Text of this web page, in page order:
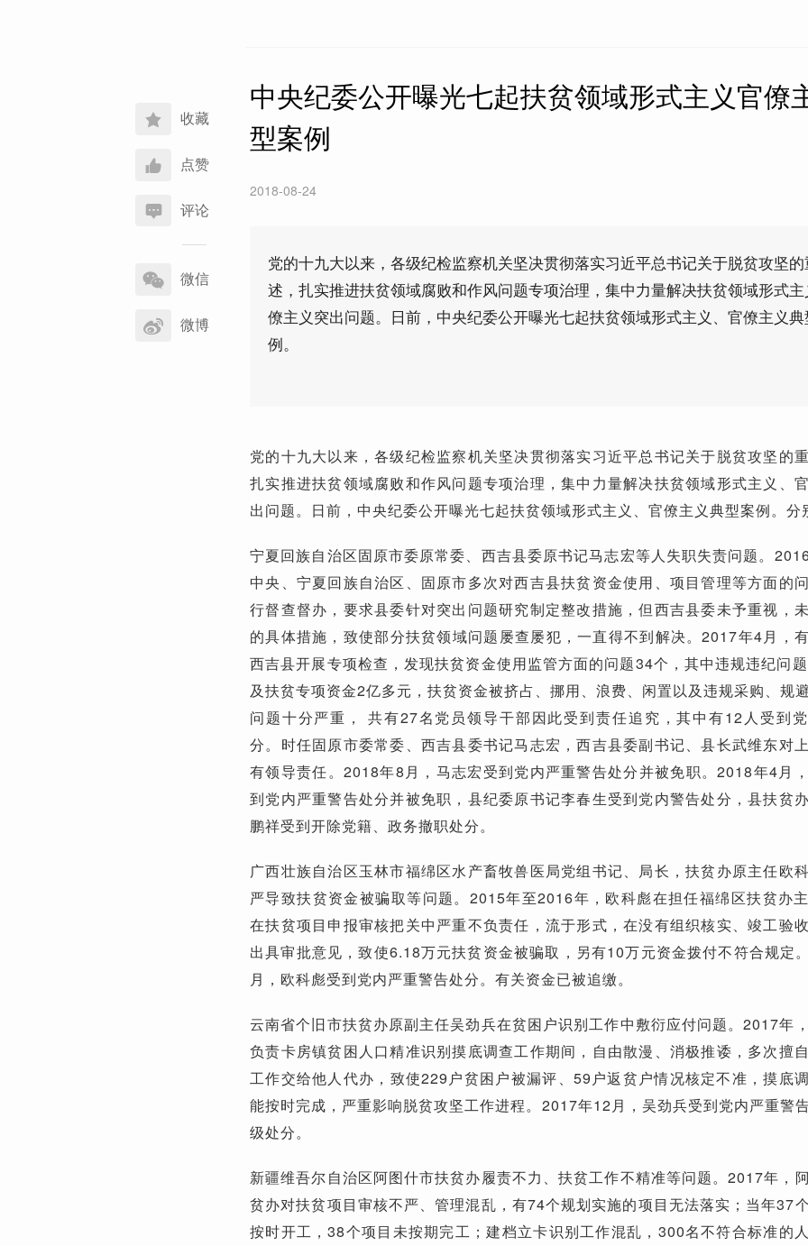
收藏
点赞
评论
享
到
微信
微博
中央纪委公开曝光七起扶贫领域形式主义官僚
型案例
2018-08-24
党的十九大以来，各级纪检监察机关坚决贯彻落实习近平总书记关于脱贫攻坚
述，扎实推进扶贫领域腐败和作风问题专项治理，集中力量解决扶贫领域形式
僚主义突出问题。日前，中央纪委公开曝光七起扶贫领域形式主义、官僚主义典
例。
党的十九大以来，各级纪检监察机关坚决贯彻落实习近平总书记关于脱贫攻坚的
扎实推进扶贫领域腐败和作风问题专项治理，集中力量解决扶贫领域形式主义、
出问题。日前，中央纪委公开曝光七起扶贫领域形式主义、官僚主义典型案例。分
宁夏回族自治区固原市委原常委、西吉县委原书记马志宏等人失职失责问题。
中央、宁夏回族自治区、固原市多次对西吉县扶贫资金使用、项目管理等方面的
行督查督办，要求县委针对突出问题研究制定整改措施，但西吉县委未予重视，
的具体措施，致使部分扶贫领域问题屡查屡犯，一直得不到解决。2017年4月，
西吉县开展专项检查，发现扶贫资金使用监管方面的问题34个，其中违规违纪问
及扶贫专项资金2亿多元，扶贫资金被挤占、挪用、浪费、闲置以及违规采购、规
问题十分严重， 共有27名党员领导干部因此受到责任追究，其中有12人受到
分。时任固原市委常委、西吉县委书记马志宏，西吉县委副书记、县长武维东对
有领导责任。2018年8月，马志宏受到党内严重警告处分并被免职。2018年4月
到党内严重警告处分并被免职，县纪委原书记李春生受到党内警告处分，县扶贫
鹏祥受到开除党籍、政务撤职处分。
广西壮族自治区玉林市福绵区水产畜牧兽医局党组书记、局长，扶贫办原主任欧
严导致扶贫资金被骗取等问题。2015年至2016年，欧科彪在担任福绵区扶贫办主
在扶贫项目申报审核把关中严重不负责任，流于形式，在没有组织核实、竣工验
出具审批意见，致使6.18万元扶贫资金被骗取，另有10万元资金拨付不符合规定
月，欧科彪受到党内严重警告处分。有关资金已被追缴。
云南省个旧市扶贫办原副主任吴劲兵在贫困户识别工作中敷衍应付问题。2017年
负责卡房镇贫困人口精准识别摸底调查工作期间，自由散漫、消极推诿，多次擅
工作交给他人代办，致使229户贫困户被漏评、59户返贫户情况核定不准，摸底
能按时完成，严重影响脱贫攻坚工作进程。2017年12月，吴劲兵受到党内严重警
级处分。
新疆维吾尔自治区阿图什市扶贫办履责不力、扶贫工作不精准等问题。2017年，
贫办对扶贫项目审核不严、管理混乱，有74个规划实施的项目无法落实；当年37
按时开工，38个项目未按期完工；建档立卡识别工作混乱，300名不符合标准的